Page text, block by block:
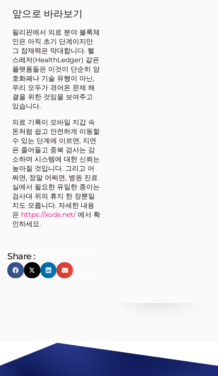
앞으로 바라보기
필리핀에서 의료 분야 블록체
인은 아직 초기 단계이지만
그 잠재력은 막대합니다. 헬
스레저(HealthLedger) 같은
플랫폼들은 이것이 단순히 암
호화폐나 기술 유행이 아닌,
우리 모두가 겪어온 문제 해
결을 위한 것임을 보여주고
있습니다.
의료 기록이 모바일 지갑 속
돈처럼 쉽고 안전하게 이동할
수 있는 단계에 이르면, 지연
은 줄어들고 중복 검사는 감
소하며 시스템에 대한 신뢰는
높아질 것입니다. 그리고 어
쩌면, 정말 어쩌면, 병원 진료
실에서 필요한 유일한 종이는
검사대 위의 휴지 한 장뿐일
지도 모릅니다. 자세한 내용
은 https://xode.net/ 에서 확
인하세요.
Share :